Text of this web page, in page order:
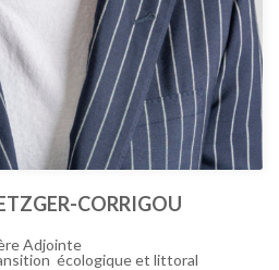
CORRIGOU
Adjointe
écologique et littoral